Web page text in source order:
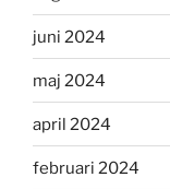
juni 2024
maj 2024
april 2024
februari 2024